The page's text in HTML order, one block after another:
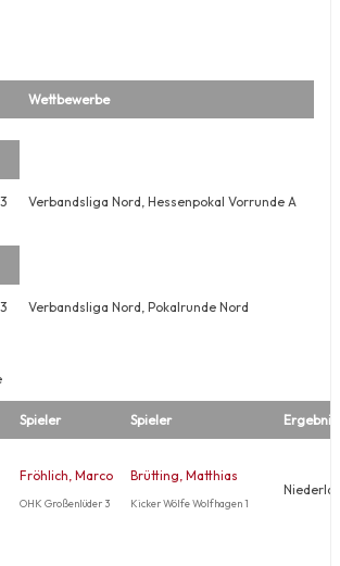
Wettbewerbe
Verbandsliga Nord, Hessenpokal Vorrunde A
Verbandsliga Nord, Pokalrunde Nord
Spieler Spieler Ergebnis
Fröhlich, Marco
OHK Großenlüder 3
Brütting, Matthias
Kicker Wölfe Wolfhagen 1